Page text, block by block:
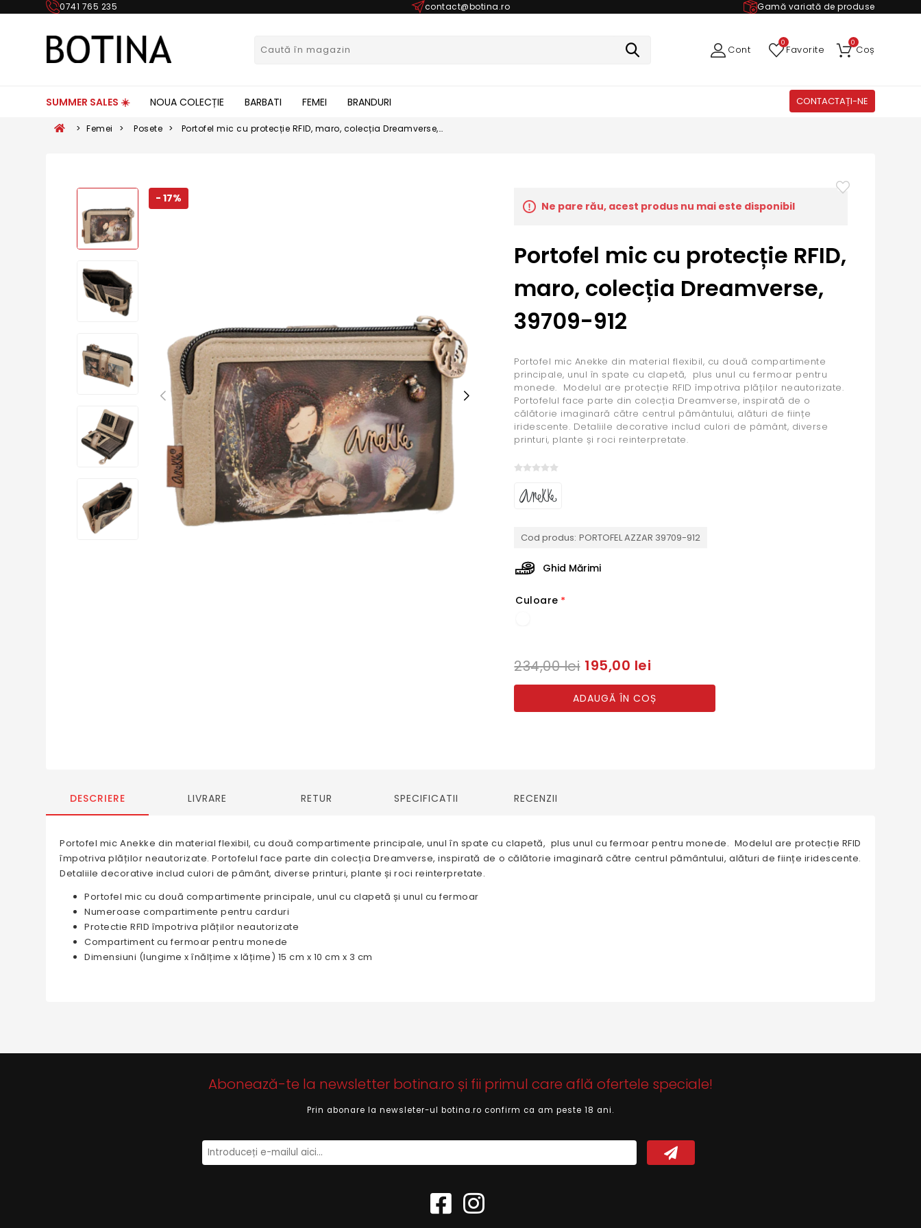
0741 765 235 contact@botina.ro Gamă variată de produse
Cont Favorite
0
Coș
0
SUMMER SALES ☀️ NOUA COLECȚIE BARBATI FEMEI BRANDURI CONTACTAȚI-NE
> Femei > Posete >
Portofel mic cu protecție RFID, maro, colecția Dreamverse,
- 17%
Ne pare rău, acest produs nu mai este disponibil
Portofel mic cu protecție RFID,
maro, colecția Dreamverse,
39709-912
Portofel mic Anekke din material flexibil, cu două compartimente
principale, unul în spate cu clapetă, plus unul cu fermoar pentru
monede. Modelul are protecție RFID împotriva plăților neautorizate.
Portofelul face parte din colecția Dreamverse, inspirată de o
călătorie imaginară către centrul pământului, alături de ființe
iridescente. Detaliile decorative includ culori de pâmânt, diverse
printuri, plante și roci reinterpretate.
Cod produs: PORTOFEL AZZAR 39709-912
Ghid Mărimi
Culoare *
234,00 lei 195,00 lei
ADAUGĂ ÎN COȘ
DESCRIERE LIVRARE RETUR SPECIFICATII RECENZII
Portofel mic Anekke din material flexibil, cu două compartimente principale, unul în spate cu clapetă, plus unul cu fermoar pentru monede. Modelul are protecție RFID
împotriva plăților neautorizate. Portofelul face parte din colecția Dreamverse, inspirată de o călătorie imaginară către centrul pământului, alături de ființe iridescente.
Detaliile decorative includ culori de pâmânt, diverse printuri, plante și roci reinterpretate.
Portofel mic cu două compartimente principale, unul cu clapetă și unul cu fermoar
Numeroase compartimente pentru carduri
Protectie RFID împotriva plăților neautorizate
Compartiment cu fermoar pentru monede
Dimensiuni (lungime x înălțime x lățime) 15 cm x 10 cm x 3 cm
Abonează-te la newsletter botina.ro și fii primul care află ofertele speciale!
Prin abonare la newsleter-ul botina.ro confirm ca am peste 18 ani.